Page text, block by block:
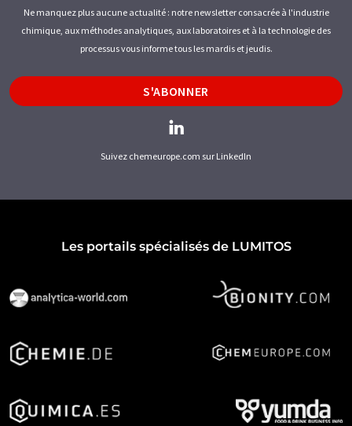
Ne manquez plus aucune actualité : notre newsletter consacrée à l'industrie
chimique, aux méthodes analytiques, aux laboratoires et à la technologie des
processus vous informe tous les mardis et jeudis.
S'ABONNER
Suivez chemeurope.com sur LinkedIn
Les portails spécialisés de LUMITOS